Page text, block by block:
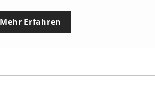
e
p
Mehr Erfahren